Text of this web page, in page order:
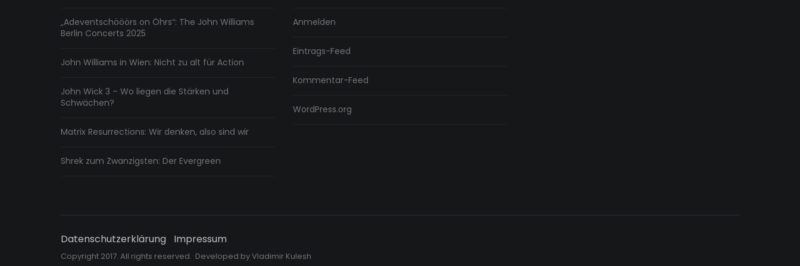
„Adeventschööörs on Öhrs“: The John Williams
Berlin Concerts 2025
John Williams in Wien: Nicht zu alt für Action
John Wick 3 – Wo liegen die Stärken und
Schwächen?
Matrix Resurrections: Wir denken, also sind wir
Shrek zum Zwanzigsten: Der Evergreen
Anmelden
Eintrags-Feed
Kommentar-Feed
WordPress.org
Datenschutzerklärung Impressum
Copyright 2017. All rights reserved. Developed byVladimir Kulesh